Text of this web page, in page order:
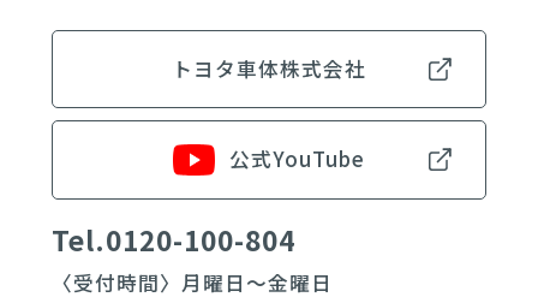
トヨタ車体株式会社
公式YouTube
Tel.0120-100-804
〈受付時間〉月曜日〜金曜日